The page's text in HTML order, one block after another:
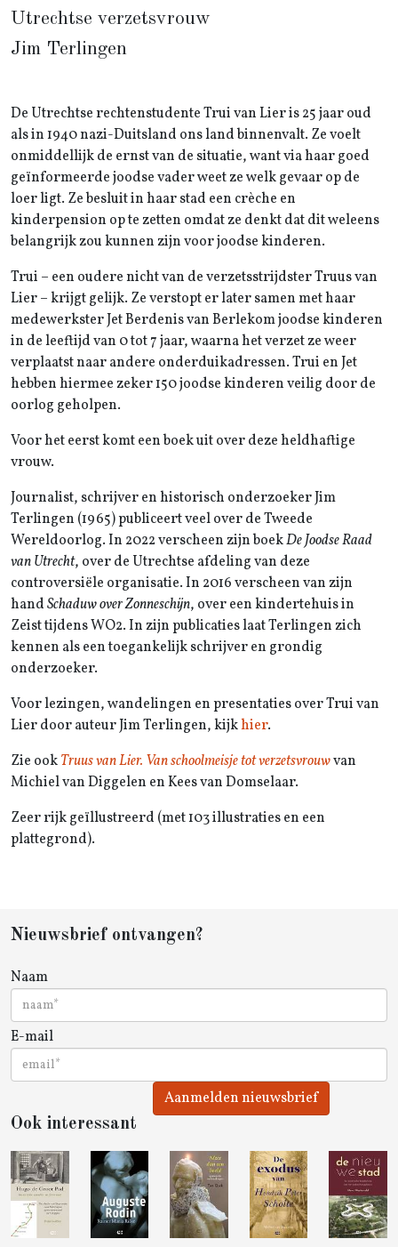
Utrechtse verzetsvrouw
Jim Terlingen
De Utrechtse rechtenstudente Trui van Lier is 25 jaar oud
als in 1940 nazi-Duitsland ons land binnenvalt. Ze voelt
onmiddellijk de ernst van de situatie, want via haar goed
geïnformeerde joodse vader weet ze welk gevaar op de
loer ligt. Ze besluit in haar stad een crèche en
kinderpension op te zetten omdat ze denkt dat dit weleens
belangrijk zou kunnen zijn voor joodse kinderen.
Trui – een oudere nicht van de verzetsstrijdster Truus van
Lier – krijgt gelijk. Ze verstopt er later samen met haar
medewerkster Jet Berdenis van Berlekom joodse kinderen
in de leeftijd van 0 tot 7 jaar, waarna het verzet ze weer
verplaatst naar andere onderduikadressen. Trui en Jet
hebben hiermee zeker 150 joodse kinderen veilig door de
oorlog geholpen.
Voor het eerst komt een boek uit over deze heldhaftige
vrouw.
Journalist, schrijver en historisch onderzoeker Jim
Terlingen (1965) publiceert veel over de Tweede
Wereldoorlog. In 2022 verscheen zijn boekDe Joodse Raad
van Utrecht, over de Utrechtse afdeling van deze
controversiële organisatie. In 2016 verscheen van zijn
handSchaduw over Zonneschijn, over een kindertehuis in
Zeist tijdens WO2. In zijn publicaties laat Terlingen zich
kennen als een toegankelijk schrijver en grondig
onderzoeker.
Voor lezingen, wandelingen en presentaties over Trui van
Lier door auteur Jim Terlingen, kijkhier.
Zie ookTruus van Lier. Van schoolmeisje tot verzetsvrouwvan
Michiel van Diggelen en Kees van Domselaar.
Zeer rijk geïllustreerd (met 103 illustraties en een
plattegrond).
Nieuwsbrief ontvangen?
Naam
E-mail
Aanmelden nieuwsbrief
Ook interessant